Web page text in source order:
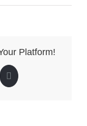
Platform!
Pinterest